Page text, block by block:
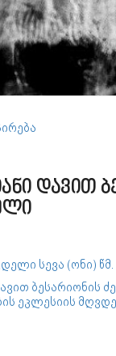
დავით
სევა (ონი)
ბესარიონის ძე
ეკლესიის